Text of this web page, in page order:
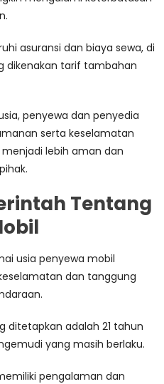
asuransi dan biaya sewa, di
dikenakan tarif tambahan
penyewa dan penyedia
serta keselamatan
lebih aman dan
Tentang
usia penyewa mobil
dan tanggung
ditetapkan adalah 21 tahun
yang masih berlaku.
pengalaman dan